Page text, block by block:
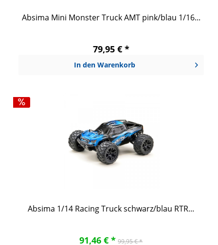
Absima Mini Monster Truck AMT pink/blau 1/16...
79,95 € *
In den Warenkorb
Absima 1/14 Racing Truck schwarz/blau RTR...
91,46 € * 99,95 € *